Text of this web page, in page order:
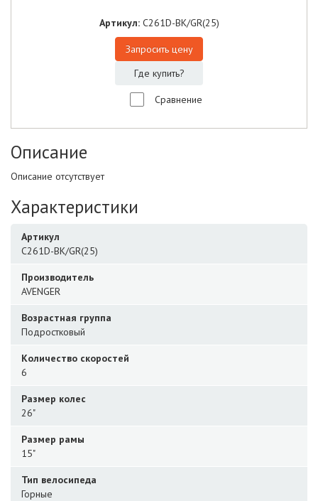
Артикул: C261D-BK/GR(25)
Запросить цену
Где купить?
Сравнение
Описание
Описание отсутствует
Характеристики
Артикул
C261D-BK/GR(25)
Производитель
AVENGER
Возрастная группа
Подростковый
Количество скоростей
6
Размер колес
26"
Размер рамы
15"
Тип велосипеда
Горные